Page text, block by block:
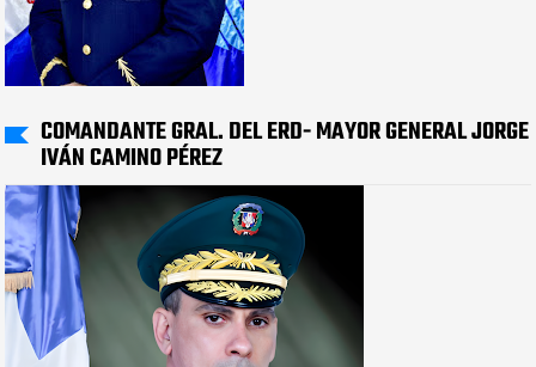
COMANDANTE GRAL. DEL ERD- MAYOR GENERAL JORGE
IVÁN CAMINO PÉREZ